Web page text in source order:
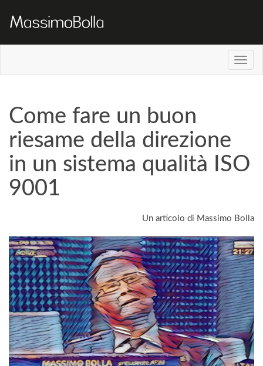
Come fare un buon
riesame della direzione
in un sistema qualità ISO
9001
Un articolo di Massimo Bolla